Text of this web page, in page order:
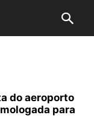
do aeroporto
para